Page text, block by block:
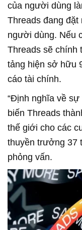
của người dùng
Threads đang đặt
người dùng. Nếu
Threads sẽ chính
tảng hiện sở hữu
cáo tài chính.
“Định nghĩa về
biến Threads
thế giới cho các
thuyền trưởng 37
phỏng vấn.